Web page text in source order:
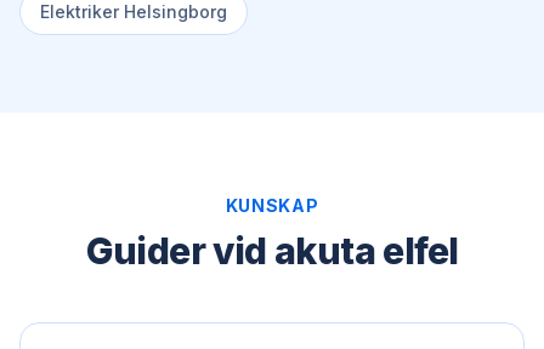
Elektriker Helsingborg
KUNSKAP
Guider vid akuta elfel